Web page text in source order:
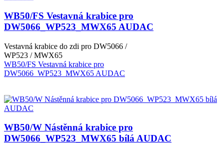
WB50/FS Vestavná krabice pro
DW5066_WP523_MWX65 AUDAC
Vestavná krabice do zdi pro DW5066 /
WP523 / MWX65
WB50/FS Vestavná krabice pro
DW5066_WP523_MWX65 AUDAC
WB50/W Nástěnná krabice pro
DW5066_WP523_MWX65 bílá AUDAC